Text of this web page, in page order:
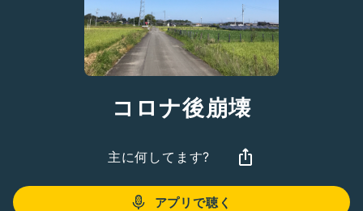
コロナ後崩壊
主に何してます?
アプリで聴く